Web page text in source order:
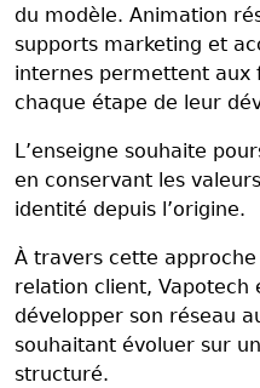
du modèle. Animation
supports marketing et
internes permettent aux
chaque étape de leur
L’enseigne souhaite
en conservant les
identité depuis l’origine.
À travers cette
relation client, Vapotech
développer son réseau
souhaitant évoluer sur
structuré.